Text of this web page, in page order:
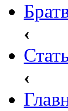
‹
‹